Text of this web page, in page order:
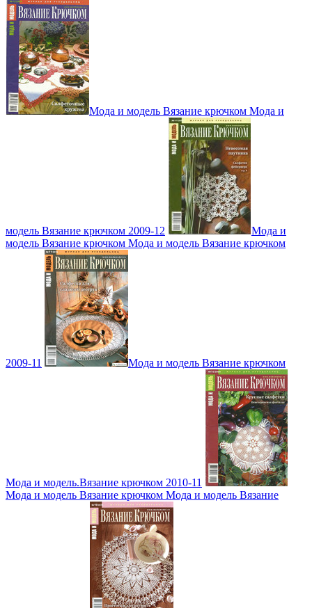
Мода и модель Вязание крючком Мода и
модель Вязание крючком 2009-12
Мода и
модель Вязание крючком Мода и модель Вязание крючком
2009-11 Мода и модель Вязание крючком
Мода и модель.Вязание крючком 2010-11
Мода и модель Вязание крючком Мода и модель Вязание